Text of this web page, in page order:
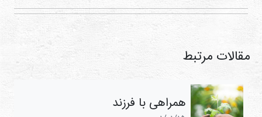
مقالات مرتبط
همراهی با فرزند